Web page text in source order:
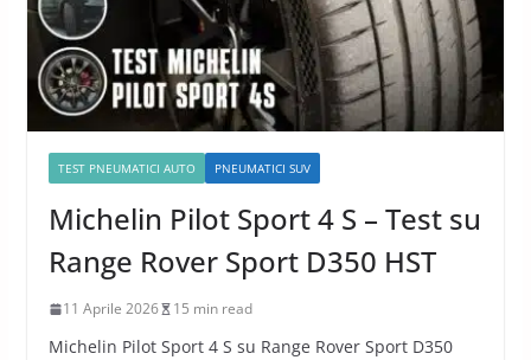
TEST PNEUMATICI AUTO PNEUMATICI SUV
Michelin Pilot Sport 4 S – Test su
Range Rover Sport D350 HST
11 Aprile 2026 15 min read
Michelin Pilot Sport 4 S su Range Rover Sport D350